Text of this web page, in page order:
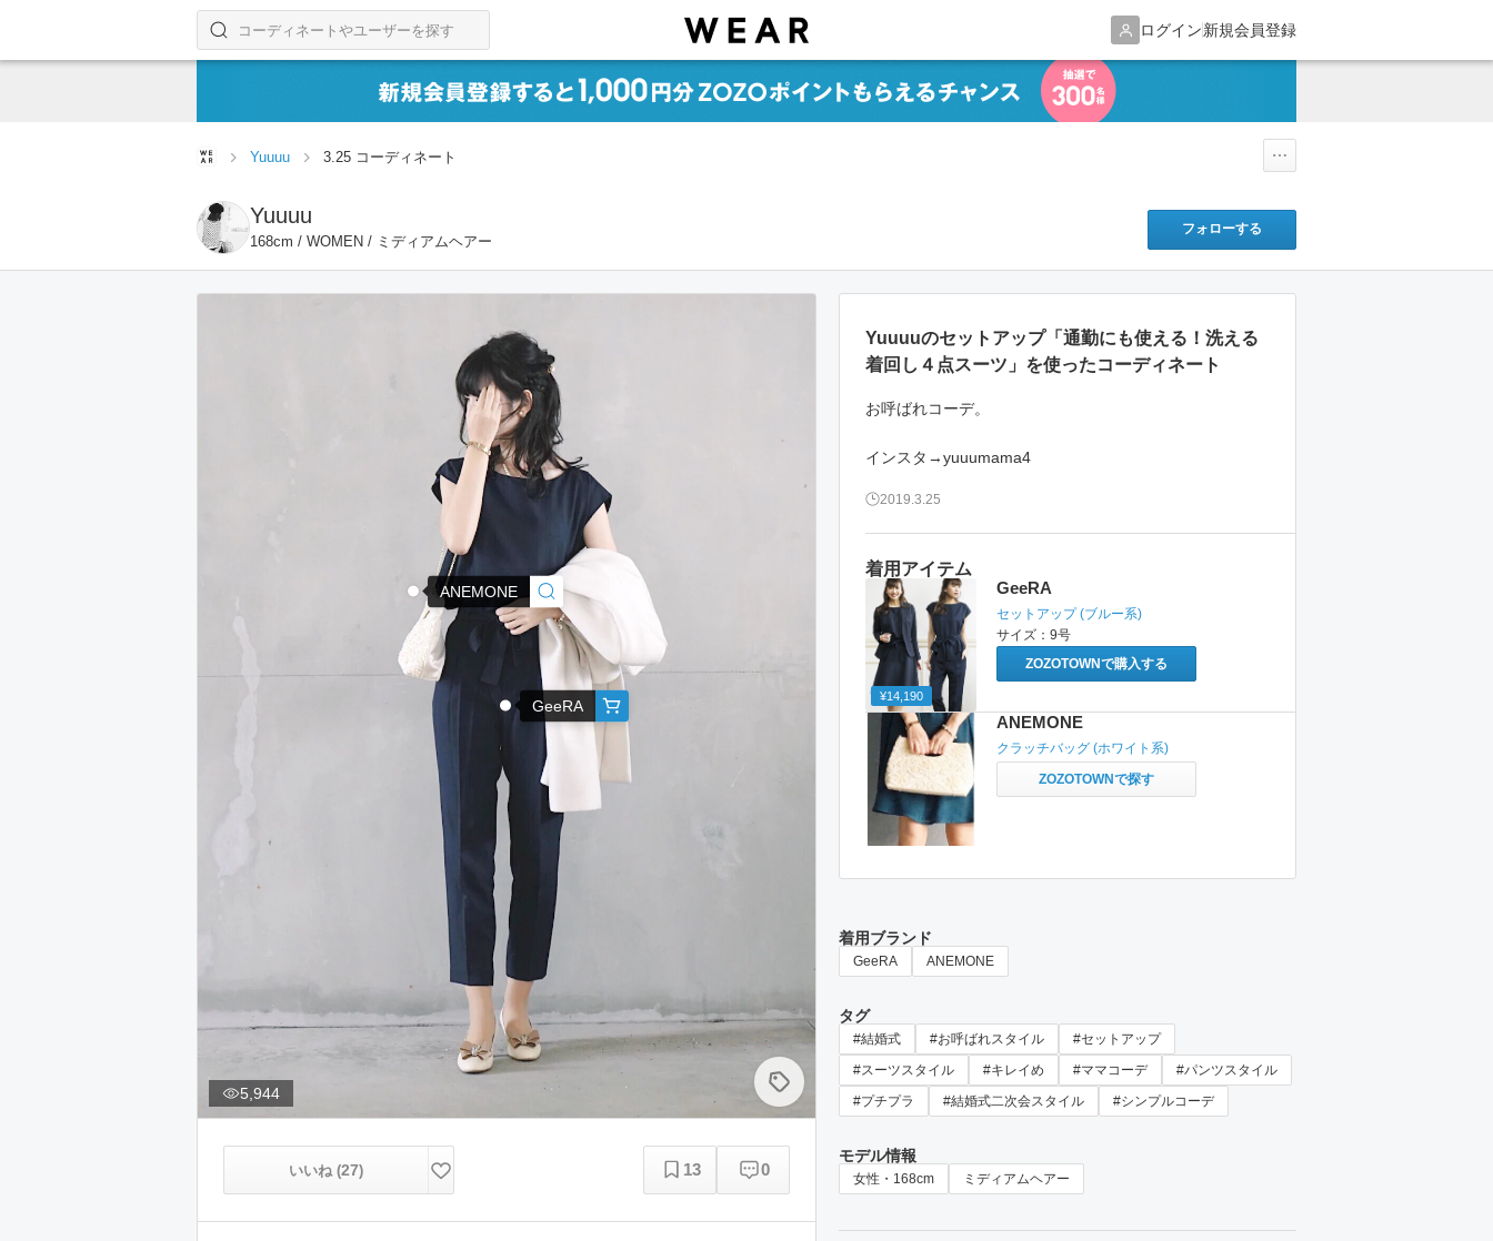
ログイン新規会員登録
コーディネートやユーザーを探す
検索する
Yuuuu 3.25 コーディネート
Yuuuu
168cm / WOMEN / ミディアムヘアー
フォローする
GeeRA
ANEMONE
5,944
いいね (27) 13 0
着用アイテム
¥14,190
GeeRA
セットアップ(ブルー系)
サイズ： 9号
ZOZOTOWNで購入する
ANEMONE
クラッチバッグ (ホワイト系)
ZOZOTOWNで探す
Yuuuuのセットアップ「通勤にも使える！洗える
着回し４点スーツ」を使ったコーディネート
お呼ばれコーデ。
インスタ→yuuumama4
2019.3.25
着用ブランド
GeeRA ANEMONE
タグ
#結婚式 #お呼ばれスタイル
#セットアップ
#スーツスタイル
#キレイめ #ママコーデ
#パンツスタイル
#プチプラ
#結婚式二次会スタイル #シンプルコーデ
モデル情報
女性・168cm ミディアムヘアー